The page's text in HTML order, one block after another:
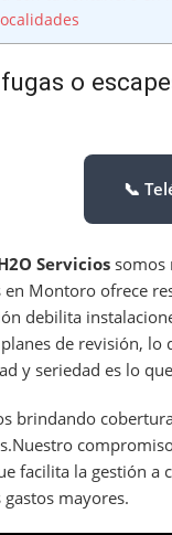
o
📞
Serviciossomos
Montoro ofrece
debilita
de revisión, lo
y seriedad es lo
brindando
facilita la gestión a
mayores.